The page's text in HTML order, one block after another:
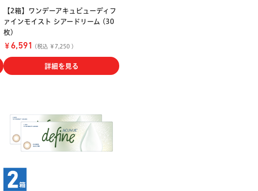
【2箱】ワンデーアキュビューディフ
ァインモイスト シアードリーム (30
枚)
￥ 6,591 (税込 ￥7,250 )
詳細を見る